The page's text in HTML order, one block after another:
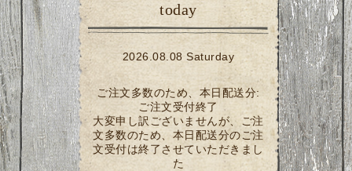
today
2026.08.08 Saturday
ご注文多数のため、本日配送分:
ご注文受付終了
大変申し訳ございませんが、ご注
文多数のため、本日配送分のご注
文受付は終了させていただきまし
た